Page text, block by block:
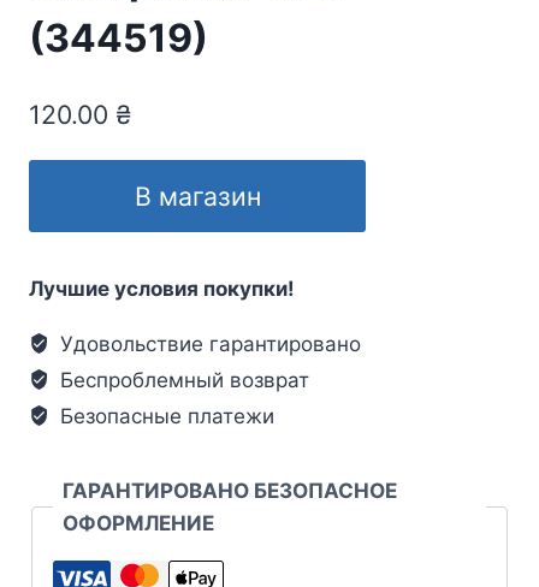
(344519)
120.00 ₴
В магазин
Лучшие условия покупки!
Удовольствие гарантировано
Беспроблемный возврат
Безопасные платежи
ГАРАНТИРОВАНО БЕЗОПАСНОЕ
ОФОРМЛЕНИЕ